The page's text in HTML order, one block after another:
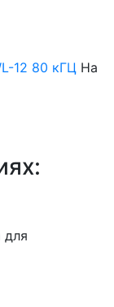
12 80 кГЦ На